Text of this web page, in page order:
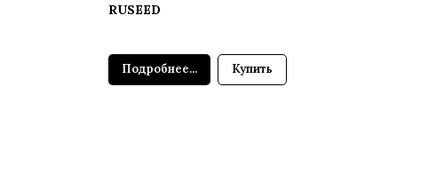
RUSEED
Подробнее... Купить